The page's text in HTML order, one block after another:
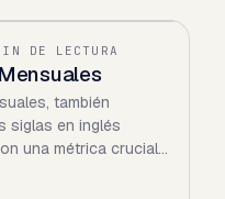
DE LECTURA
también
siglas en inglés
una métrica crucial